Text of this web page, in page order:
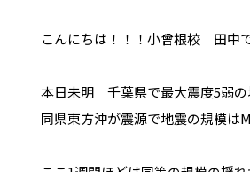
こんにちは！！！小曾根校 田中
本日未明 千葉県で最大震度5弱の
同県東方沖が震源で地震の規模は